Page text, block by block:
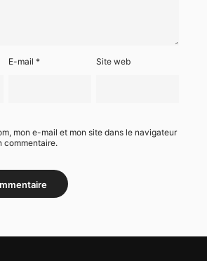
E-mail* Site web
mon e-mail et mon site dans le navigateur
commentaire.